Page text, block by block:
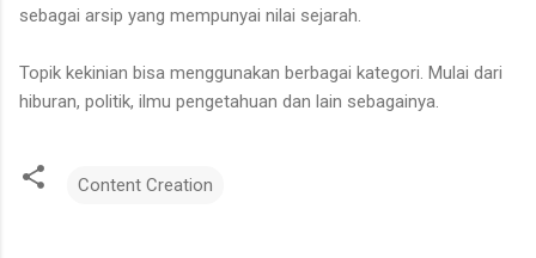
sebagai arsip yang mempunyai nilai sejarah.
Topik kekinian bisa menggunakan berbagai kategori. Mulai dari
hiburan, politik, ilmu pengetahuan dan lain sebagainya.
Content Creation